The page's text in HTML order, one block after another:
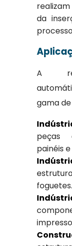
da
A
gama
peças
painéis
foguetes.